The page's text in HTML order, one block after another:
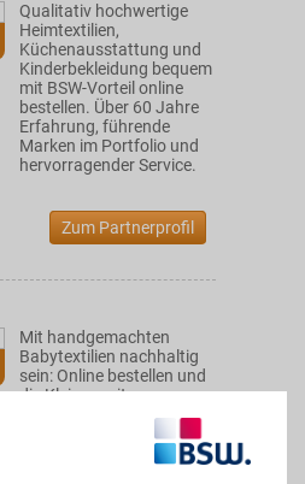
Qualitativ hochwertige
Heimtextilien,
Küchenausstattung und
Kinderbekleidung bequem
mit BSW-Vorteil online
bestellen. Über 60 Jahre
Erfahrung, führende
Marken im Portfolio und
hervorragender Service.
Zum Partnerprofil
Mit handgemachten
Babytextilien nachhaltig
sein: Online bestellen und
die Kleinen mit
hochwertigen Stoffen
und stillvollen Designs mit